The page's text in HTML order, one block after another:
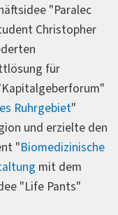
"Paralec
Christopher
für
Ruhrgebiet"
und erzielte den
"Biomedizinische
mit dem
"Life Pants"